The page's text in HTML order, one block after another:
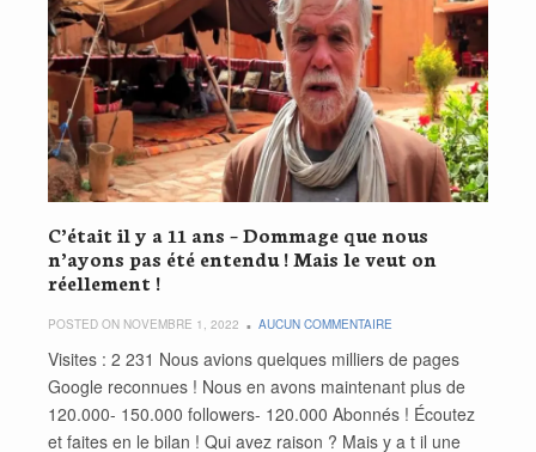
C’était il y a 11 ans – Dommage que nous
n’ayons pas été entendu ! Mais le veut on
réellement !
POSTED ON NOVEMBRE 1, 2022 AUCUN COMMENTAIRE
Visites : 2 231 Nous avions quelques milliers de pages
Google reconnues ! Nous en avons maintenant plus de
120.000- 150.000 followers- 120.000 Abonnés ! Écoutez
et faites en le bilan ! Qui avez raison ? Mais y a t il une